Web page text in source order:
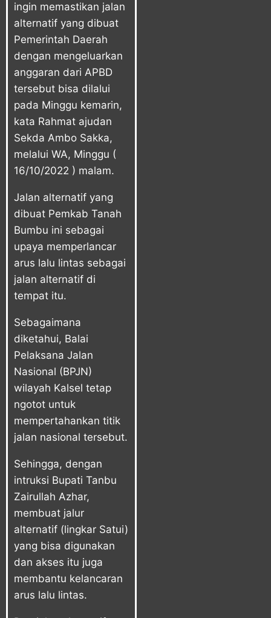
ingin memastikan jalan
alternatif yang dibuat
Pemerintah Daerah
dengan mengeluarkan
anggaran dari APBD
tersebut bisa dilalui
pada Minggu kemarin,
kata Rahmat ajudan
Sekda Ambo Sakka,
melalui WA, Minggu (
16/10/2022 ) malam.
Jalan alternatif yang
dibuat Pemkab Tanah
Bumbu ini sebagai
upaya memperlancar
arus lalu lintas sebagai
jalan alternatif di
tempat itu.
Sebagaimana
diketahui, Balai
Pelaksana Jalan
Nasional (BPJN)
wilayah Kalsel tetap
ngotot untuk
mempertahankan titik
jalan nasional tersebut.
Sehingga, dengan
intruksi Bupati Tanbu
Zairullah Azhar,
membuat jalur
alternatif (lingkar Satui)
yang bisa digunakan
dan akses itu juga
membantu kelancaran
arus lalu lintas.